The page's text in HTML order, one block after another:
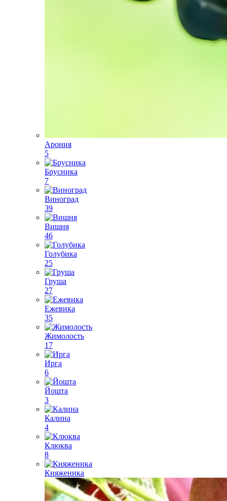
Арония
5
Брусника
7
Виноград
39
Вишня
46
Голубика
25
Груша
27
Ежевика
35
Жимолость
17
Ирга
6
Йошта
3
Калина
4
Клюква
8
Княженика